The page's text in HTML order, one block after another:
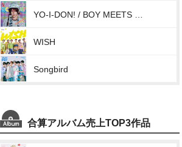
WISH
Songbird
合算アルバム売上TOP3作品